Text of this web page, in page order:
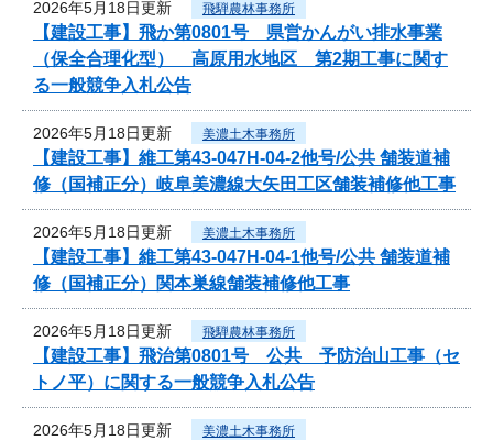
2026年5月18日更新 飛騨農林事務所
【建設工事】飛か第0801号 県営かんがい排水事業
（保全合理化型） 高原用水地区 第2期工事に関す
る一般競争入札公告
2026年5月18日更新 美濃土木事務所
【建設工事】維工第43-047H-04-2他号/公共 舗装道補
修（国補正分）岐阜美濃線大矢田工区舗装補修他工事
2026年5月18日更新 美濃土木事務所
【建設工事】維工第43-047H-04-1他号/公共 舗装道補
修（国補正分）関本巣線舗装補修他工事
2026年5月18日更新 飛騨農林事務所
【建設工事】飛治第0801号 公共 予防治山工事（セ
トノ平）に関する一般競争入札公告
2026年5月18日更新 美濃土木事務所